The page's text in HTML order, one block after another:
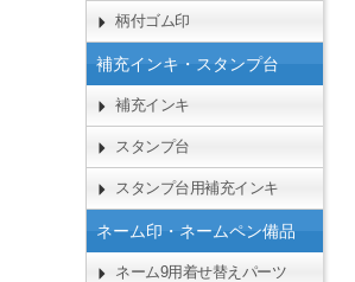
柄付ゴム印
補充インキ・スタンプ台
補充インキ
スタンプ台
スタンプ台用補充インキ
ネーム印・ネームペン備品
ネーム9用着せ替えパーツ